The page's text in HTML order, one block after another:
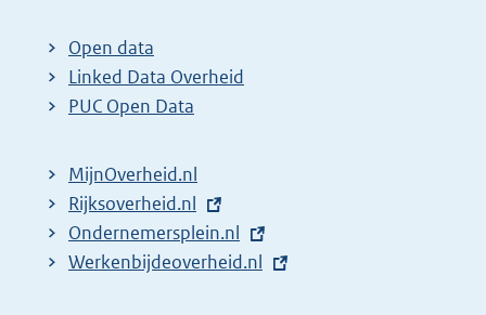
t
e
r
l
i
n
k
Open data
Linked Data Overheid
PUC Open Data
MijnOverheid.nl
E
x
t
Rijksoverheid.nl
E
x
Ondernemersplein.nl
E
Werkenbijdeoverheid.nl